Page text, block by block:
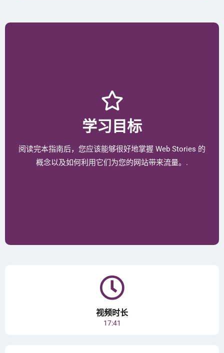
学习目标
阅读完本指南后，您应该能够很好地掌握 Web Stories 的
概念以及如何利用它们为您的网站带来流量。.
视频时长
17:41